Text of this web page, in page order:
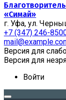
«Симай»
г. Уфа, ул.
+7 (347) 246-
Версия для
Версия для
Войти